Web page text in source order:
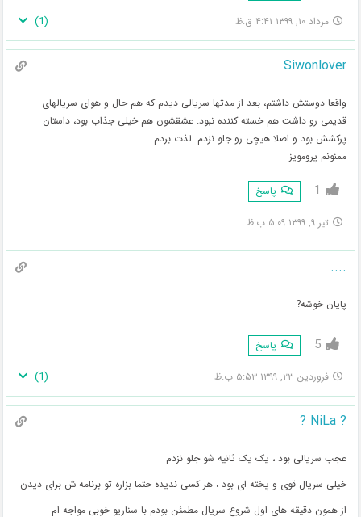
مرداد ۱۰, ۱۳۹۹ ۴:۴۱ ق.ظ (
1
)
Siwonlover
واقعا دوستش داشتم، بعد از مدتها سریالی دیدم که هم حال و هوای سریالهای
قدیمی رو داشت هم خسته کننده نبود. عشقشون هم خیلی جذاب بود، داستان
پرکشش بود و اصلا هیچی رو جلو نزدم. لذت بردم.
ممنونم پرومویز
1 پاسخ
تیر ۹, ۱۳۹۹ ۵:۰۹ ب.ظ
....
پایان خوشه?
5 پاسخ
فروردین ۲۳, ۱۳۹۹ ۵:۵۳ ب.ظ (
1
)
? NiLa ?
عجب سریالی بود ، یک یک ثانیه شو جلو نزدم
خیلی سریال قوی و پخته ای بود ، هر کسی ندیده حتما بزاره تو برنامه ش برای دیدن
از همون دقیقه های اول شروع سریال مطمئن بودم با سناریو خوبی مواجه ام